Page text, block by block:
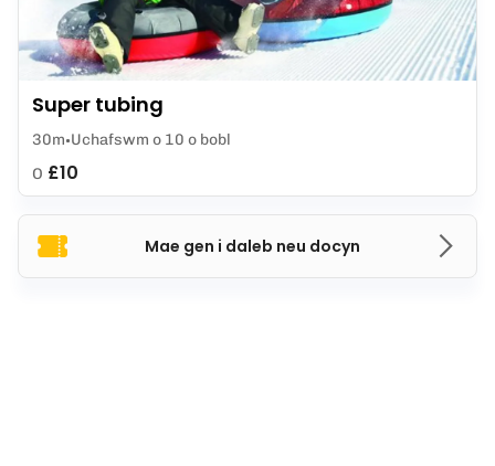
Mae gen i daleb neu docyn
Super tubing
30m Uchafswm o 10 o bobl
O £10